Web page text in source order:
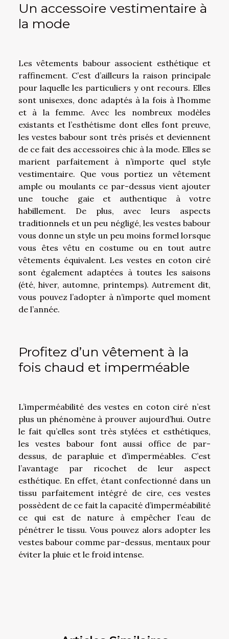
Un accessoire vestimentaire à
la mode
Les vêtements babour associent esthétique et
raffinement. C’est d’ailleurs la raison principale
pour laquelle les particuliers y ont recours. Elles
sont unisexes, donc adaptés à la fois à l’homme
et à la femme. Avec les nombreux modèles
existants et l’esthétisme dont elles font preuve,
les vestes babour sont très prisés et deviennent
de ce fait des accessoires chic à la mode. Elles se
marient parfaitement à n’importe quel style
vestimentaire. Que vous portiez un vêtement
ample ou moulants ce par-dessus vient ajouter
une touche gaie et authentique à votre
habillement. De plus, avec leurs aspects
traditionnels et un peu négligé, les vestes babour
vous donne un style un peu moins formel lorsque
vous êtes vêtu en costume ou en tout autre
vêtements équivalent. Les vestes en coton ciré
sont également adaptées à toutes les saisons
(été, hiver, automne, printemps). Autrement dit,
vous pouvez l’adopter à n’importe quel moment
de l’année.
Profitez d’un vêtement à la
fois chaud et imperméable
L’imperméabilité des vestes en coton ciré n’est
plus un phénomène à prouver aujourd’hui. Outre
le fait qu’elles sont très stylées et esthétiques,
les vestes babour font aussi office de par-
dessus, de parapluie et d’imperméables. C’est
l’avantage par ricochet de leur aspect
esthétique. En effet, étant confectionné dans un
tissu parfaitement intégré de cire, ces vestes
possèdent de ce fait la capacité d’imperméabilité
ce qui est de nature à empêcher l’eau de
pénétrer le tissu. Vous pouvez alors adopter les
vestes babour comme par-dessus, mentaux pour
éviter la pluie et le froid intense.